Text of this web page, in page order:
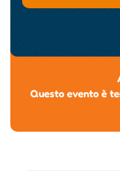
Questo evento è